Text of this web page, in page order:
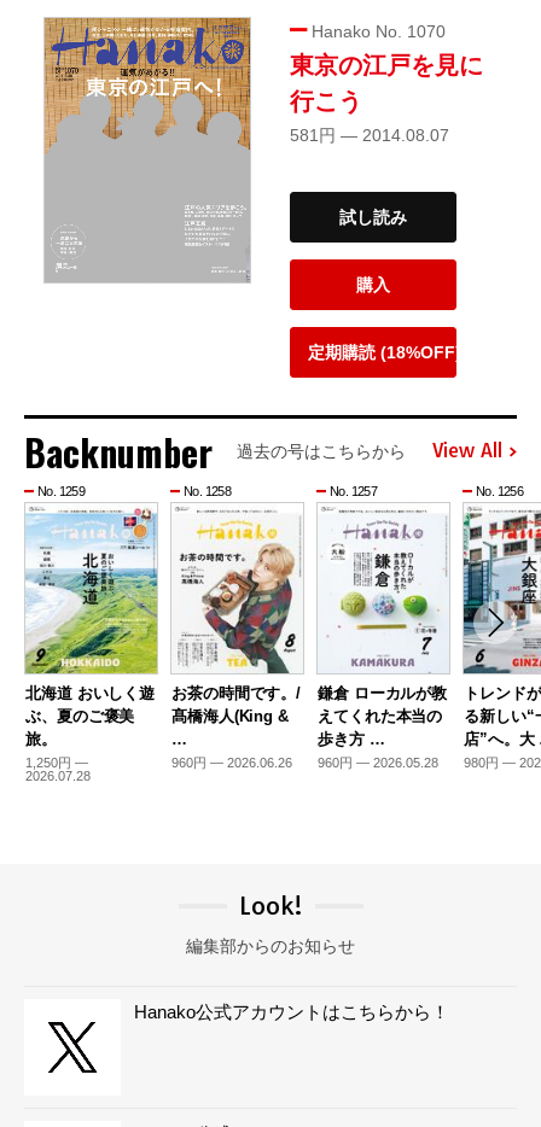
Hanako No. 1070
東京の江戸を見に
行こう
581円 — 2014.08.07
試し読み
購入
定期購読 (18%OFF)
Backnumber 過去の号はこちらから View All
No. 1259
北海道 おいしく遊
ぶ、夏のご褒美
旅。
1,250円 —
2026.07.28
No. 1258
お茶の時間です。/
髙橋海人(King &
…
960円 — 2026.06.26
No. 1257
鎌倉 ローカルが教
えてくれた本当の
歩き方 …
960円 — 2026.05.28
No. 1256
トレンド
る新しい“
店”へ。
980円 —
Look!
編集部からのお知らせ
Hanako公式アカウントはこちらから！